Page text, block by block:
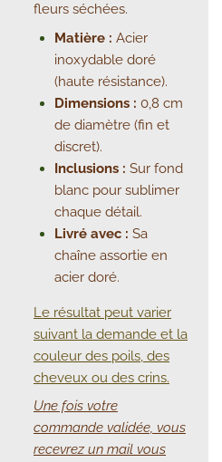
fleurs séchées.
Matière : Acier
inoxydable doré
(haute résistance).
Dimensions : 0,8 cm
de diamètre (fin et
discret).
Inclusions : Sur fond
blanc pour sublimer
chaque détail.
Livré avec : Sa
chaîne assortie en
acier doré.
Le résultat peut varier
suivant la demande et la
couleur des poils, des
cheveux ou des crins.
Une fois votre
commande validée, vous
recevrez un mail vous